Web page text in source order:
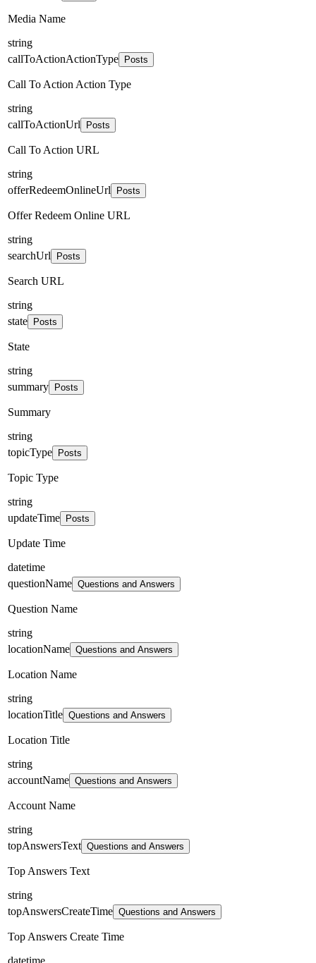
Media Name
string
callToActionActionType
Posts
Call To Action Action Type
string
callToActionUrl
Posts
Call To Action URL
string
offerRedeemOnlineUrl
Posts
Offer Redeem Online URL
string
searchUrl
Posts
Search URL
string
state
Posts
State
string
summary
Posts
Summary
string
topicType
Posts
Topic Type
string
updateTime
Posts
Update Time
datetime
questionName Questions and Answers
Question Name
string
locationName Questions and Answers
Location Name
string
locationTitle Questions and Answers
Location Title
string
accountName Questions and Answers
Account Name
string
topAnswersText Questions and Answers
Top Answers Text
string
topAnswersCreateTime Questions and Answers
Top Answers Create Time
datetime